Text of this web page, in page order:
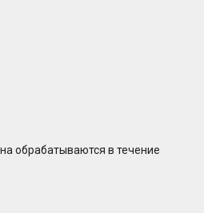
обрабатываются в течение